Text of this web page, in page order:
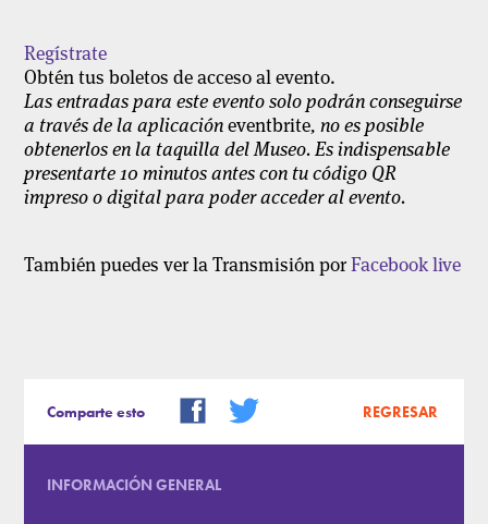
Regístrate
Obtén tus boletos de acceso al evento.
Las entradas para este evento solo podrán conseguirse
a través de la aplicacióneventbrite, no es posible
obtenerlos en la taquilla del Museo. Es indispensable
presentarte 10 minutos antes con tu código QR
impreso o digital para poder acceder al evento.
También puedes ver la Transmisión porFacebook live
Comparte esto REGRESAR
INFORMACIÓN GENERAL